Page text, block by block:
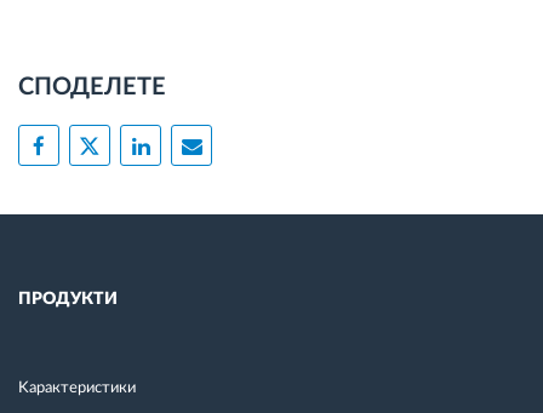
СПОДЕЛЕТЕ
ПРОДУКТИ
Kарактеристики